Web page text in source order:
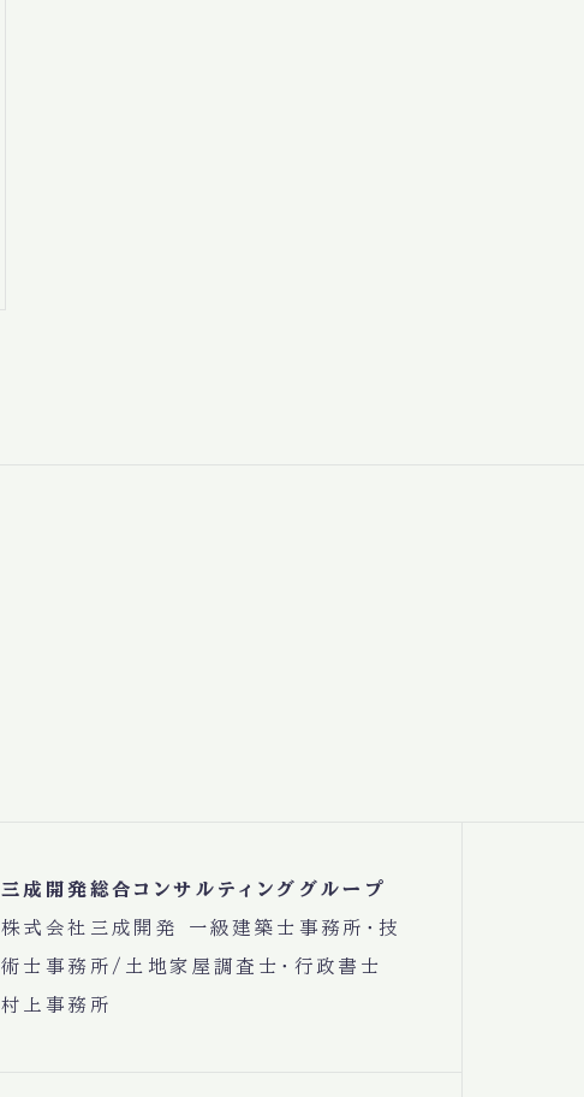
三成開発総合コンサルティンググループ
株式会社三成開発 一級建築士事務所・技
術士事務所/土地家屋調査士・行政書士
村上事務所